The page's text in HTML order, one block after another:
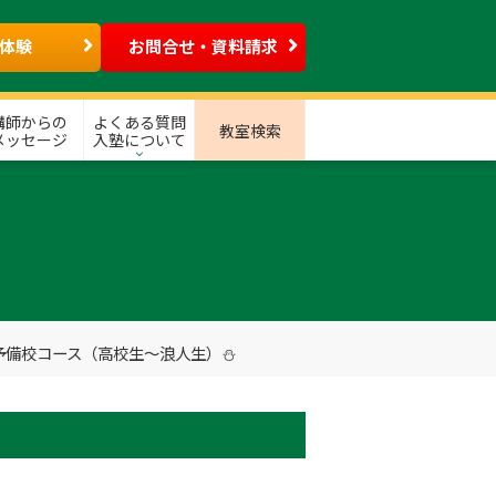
験 お問合せ・資料請求
師からの
ッセージ
よくある質問
入塾について
教室検索
校コース（高校生～浪人生）⛄